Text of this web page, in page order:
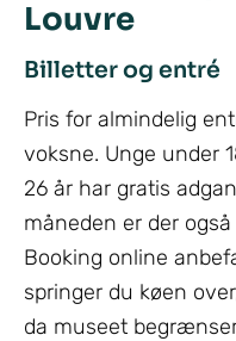
Louvre
Billetter og entré
Pris for almindelig
voksne. Unge under
26 år har gratis
måneden er der
Booking online
springer du køen
da museet